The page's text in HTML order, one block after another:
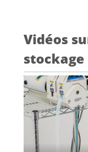
Vidéos